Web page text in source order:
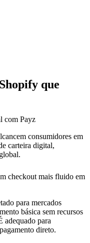
que
com Payz
consumidores em
carteira digital,
checkout mais fluido em
para mercados
básica sem recursos
adequado para
direto.